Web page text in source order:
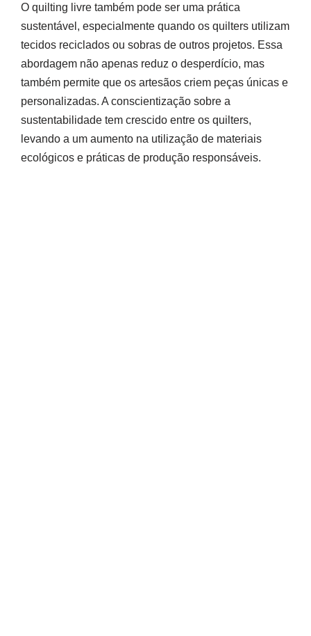
O quilting livre também pode ser uma prática
sustentável, especialmente quando os quilters utilizam
tecidos reciclados ou sobras de outros projetos. Essa
abordagem não apenas reduz o desperdício, mas
também permite que os artesãos criem peças únicas e
personalizadas. A conscientização sobre a
sustentabilidade tem crescido entre os quilters,
levando a um aumento na utilização de materiais
ecológicos e práticas de produção responsáveis.